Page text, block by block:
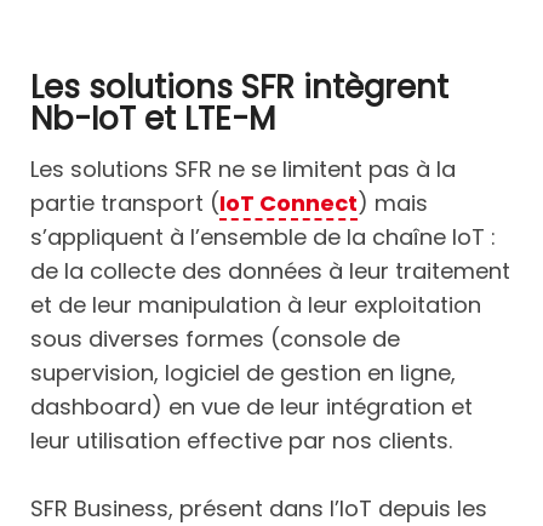
Les solutions SFR intègrent
Nb-IoT et LTE-M
Les solutions SFR ne se limitent pas à la
partie transport (IoT Connect) mais
s’appliquent à l’ensemble de la chaîne IoT :
de la collecte des données à leur traitement
et de leur manipulation à leur exploitation
sous diverses formes (console de
supervision, logiciel de gestion en ligne,
dashboard) en vue de leur intégration et
leur utilisation effective par nos clients.
SFR Business, présent dans l’IoT depuis les